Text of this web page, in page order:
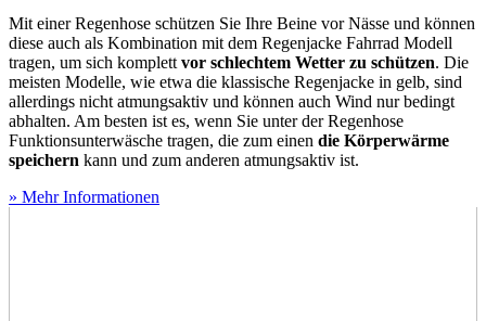
Mit einer Regenhose schützen Sie Ihre Beine vor Nässe und können
diese auch als Kombination mit dem Regenjacke Fahrrad Modell
tragen, um sich komplett vor schlechtem Wetter zu schützen. Die
meisten Modelle, wie etwa die klassische Regenjacke in gelb, sind
allerdings nicht atmungsaktiv und können auch Wind nur bedingt
abhalten. Am besten ist es, wenn Sie unter der Regenhose
Funktionsunterwäsche tragen, die zum einen die Körperwärme
speichern kann und zum anderen atmungsaktiv ist.
» Mehr Informationen